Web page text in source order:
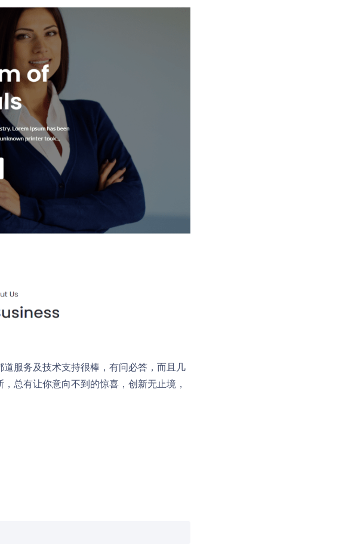
服务及技术支持很棒，有问必答，而且几
总有让你意向不到的惊喜，创新无止境，